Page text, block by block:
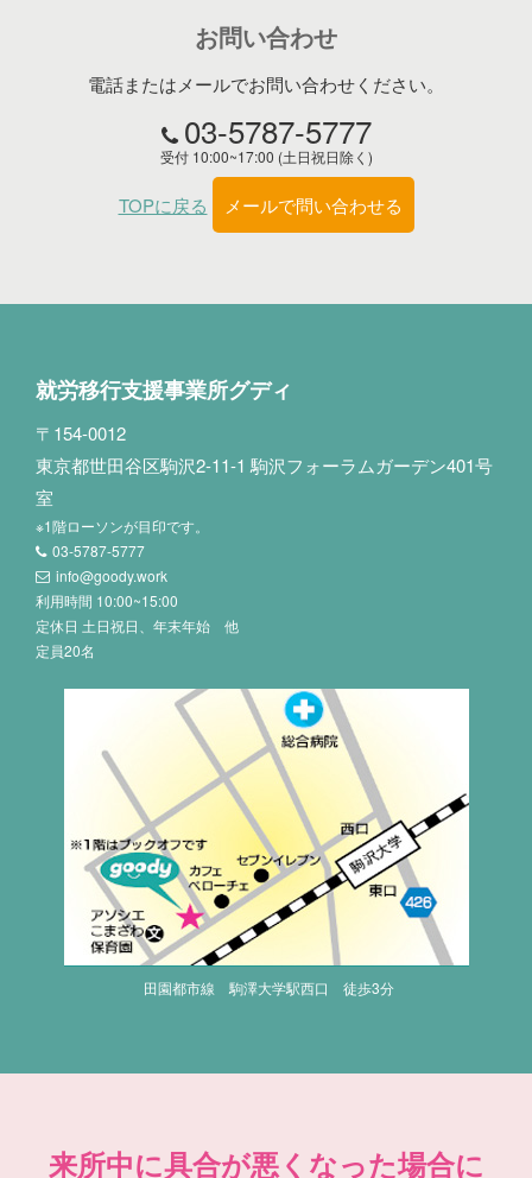
お問い合わせ
電話またはメールでお問い合わせください。
03-5787-5777
受付 10:00~17:00 (土日祝日除く)
TOPに戻る メールで問い合わせる
就労移行支援事業所グディ
〒154-0012
東京都世田谷区駒沢2-11-1 駒沢フォーラムガーデン401号
室
※1階ローソンが目印です。
03-5787-5777
info@goody.work
利用時間 10:00~15:00
定休日 土日祝日、年末年始 他
定員20名
田園都市線 駒澤大学駅西口 徒歩3分
来所中に具合が悪くなった場合に